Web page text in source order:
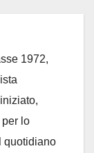
1972,
lo
quotidiano